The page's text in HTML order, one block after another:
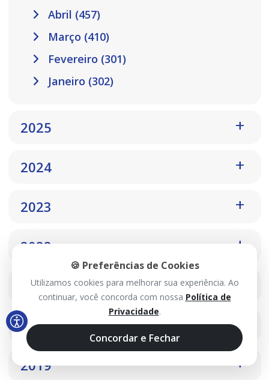
Abril (457)
Março (410)
Fevereiro (301)
Janeiro (302)
2025
2024
2023
2022
2021
2020
2019
🍪 Preferências de Cookies
Utilizamos cookies para melhorar sua experiência. Ao
continuar, você concorda com nossa Política de
Privacidade.
Concordar e Fechar